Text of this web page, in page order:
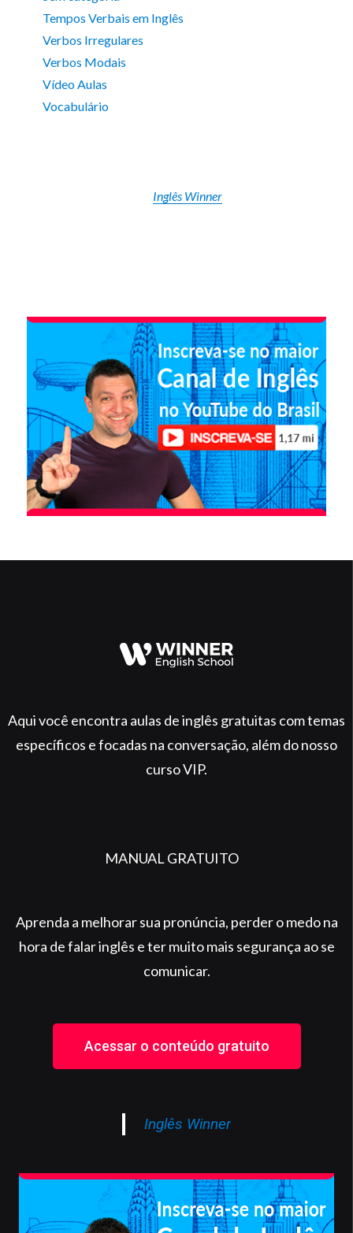
Tempos Verbais em Inglês
Verbos Irregulares
Verbos Modais
Vídeo Aulas
Vocabulário
Inglês Winner
Aqui você encontra aulas de inglês gratuitas com temas
específicos e focadas na conversação, além do nosso
curso VIP.
MANUAL GRATUITO
Aprenda a melhorar sua pronúncia, perder o medo na
hora de falar inglês e ter muito mais segurança ao se
comunicar.
Acessar o conteúdo gratuito
Inglês Winner